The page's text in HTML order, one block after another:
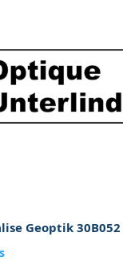
Geoptik 30B052